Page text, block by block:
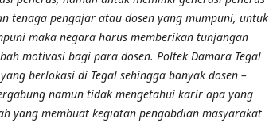
tenaga pengajar atau dosen yang mumpuni, untuk
maka negara harus memberikan tunjangan
motivasi bagi para dosen. Poltek Damara Tegal
berlokasi di Tegal sehingga banyak dosen –
namun tidak mengetahui karir apa yang
yang membuat kegiatan pengabdian masyarakat